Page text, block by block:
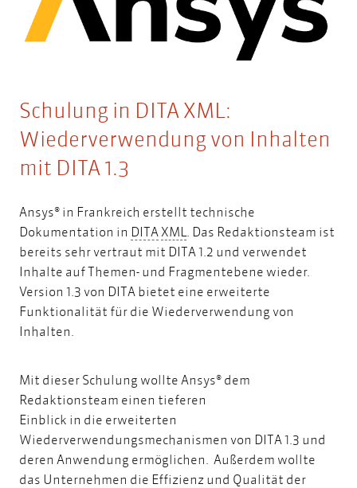
Schulung in DITA XML:
Wiederverwendung von Inhalten
mit DITA 1.3
Ansys® in Frankreich erstellt technische
Dokumentation in DITADITA
XML XML
. Das Redaktionsteam ist
bereits sehr vertraut mit DITA 1.2 und verwendet
Inhalte auf Themen- und Fragmentebene wieder.
Version 1.3 von DITA bietet eine erweiterte
Funktionalität für die Wiederverwendung von
Inhalten.
Mit dieser Schulung wollte Ansys® dem
Redaktionsteam einen tieferen
Einblick in die erweiterten
Wiederverwendungsmechanismen von DITA 1.3 und
deren Anwendung ermöglichen. Außerdem wollte
das Unternehmen die Effizienz und Qualität der